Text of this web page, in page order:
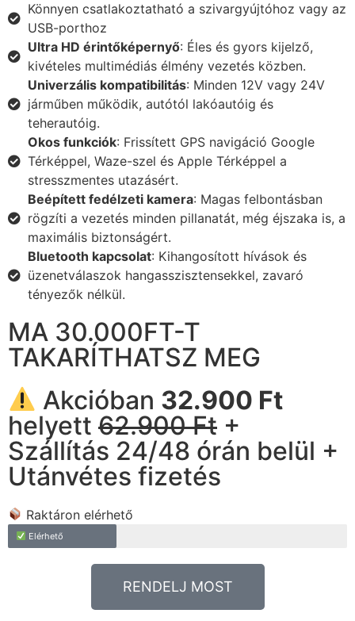
Könnyen csatlakoztatható a szivargyújtóhoz vagy az
USB-porthoz
Ultra HD érintőképernyő: Éles és gyors kijelző,
kivételes multimédiás élmény vezetés közben.
Univerzális kompatibilitás: Minden 12V vagy 24V
járműben működik, autótól lakóautóig és
teherautóig.
Okos funkciók: Frissített GPS navigáció Google
Térképpel, Waze-szel és Apple Térképpel a
stresszmentes utazásért.
Beépített fedélzeti kamera: Magas felbontásban
rögzíti a vezetés minden pillanatát, még éjszaka is, a
maximális biztonságért.
Bluetooth kapcsolat: Kihangosított hívások és
üzenetválaszok hangasszisztensekkel, zavaró
tényezők nélkül.
MA 30.000FT-T
TAKARÍTHATSZ MEG
Akcióban 32.900 Ft
helyett 62.900 Ft +
Szállítás 24/48 órán belül +
Utánvétes fizetés
Raktáron elérhető
Elérhető
RENDELJ MOST